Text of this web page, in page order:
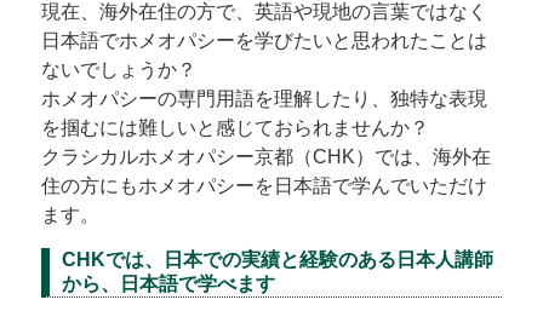
現在、海外在住の方で、英語や現地の言葉ではなく
日本語でホメオパシーを学びたいと思われたことは
ないでしょうか？
ホメオパシーの専門用語を理解したり、独特な表現
を掴むには難しいと感じておられませんか？
クラシカルホメオパシー京都（CHK）では、海外在
住の方にもホメオパシーを日本語で学んでいただけ
ます。
CHKでは、日本での実績と経験のある日本人講師
から、日本語で学べます